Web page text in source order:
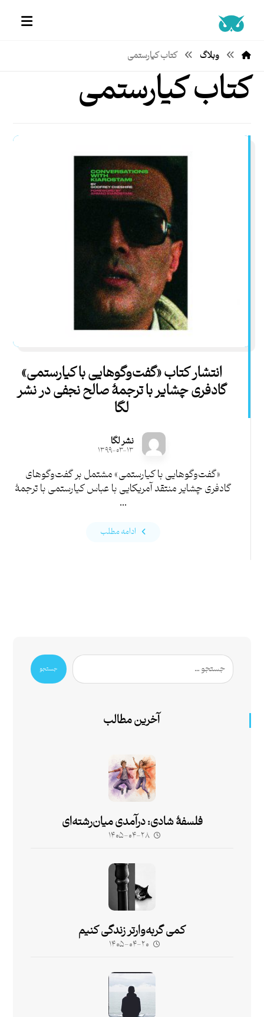
وبلاگ کتاب کیارستمی
کتاب کیارستمی
انتشار کتاب «گفت‌وگوهایی با کیارستمی»
گادفری چشایر با ترجمۀ صالح نجفی در نشر
لگا
نشر لگا
۱۳۹۹-۰۳-۱۳
«گفت‌وگوهایی با کیارستمی» مشتمل بر گفت‌وگوهای
گادفری چشایر منتقد آمریکایی با عباس کیارستمی با ترجمۀ
...
ادامه مطلب
جستجو
آخرین مطالب
فلسفۀ شادی: درآمدی میان‌رشته‌ای
۱۴۰۵-۰۴-۲۸
کمی گربه‌وارتر زندگی کنیم
۱۴۰۵-۰۴-۲۰